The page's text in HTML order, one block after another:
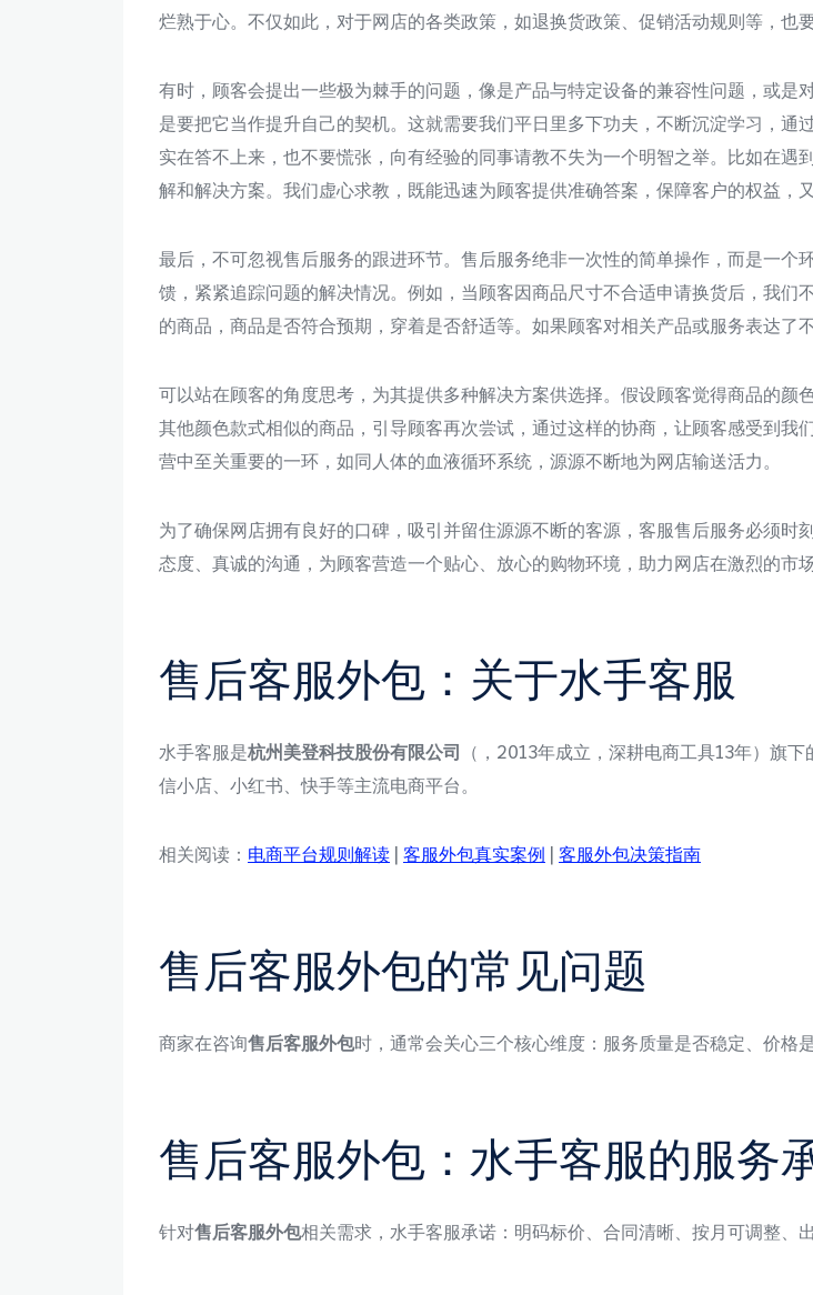
烂熟于心。不仅如此，对于网店的各类政策，如退换货政策、促销活动规则等，也要
有时，顾客会提出一些极为棘手的问题，像是产品与特定设备的兼容性问题，或
是要把它当作提升自己的契机。这就需要我们平日里多下功夫，不断沉淀学习，
实在答不上来，也不要慌张，向有经验的同事请教不失为一个明智之举。比如在
解和解决方案。我们虚心求教，既能迅速为顾客提供准确答案，保障客户的权益，
最后，不可忽视售后服务的跟进环节。售后服务绝非一次性的简单操作，而是一
馈，紧紧追踪问题的解决情况。例如，当顾客因商品尺寸不合适申请换货后，我
的商品，商品是否符合预期，穿着是否舒适等。如果顾客对相关产品或服务表达了
可以站在顾客的角度思考，为其提供多种解决方案供选择。假设顾客觉得商品的
其他颜色款式相似的商品，引导顾客再次尝试，通过这样的协商，让顾客感受到
营中至关重要的一环，如同人体的血液循环系统，源源不断地为网店输送活力。
为了确保网店拥有良好的口碑，吸引并留住源源不断的客源，客服售后服务必须
态度、真诚的沟通，为顾客营造一个贴心、放心的购物环境，助力网店在激烈的市
售后客服外包：关于水手客服
水手客服是杭州美登科技股份有限公司
（，2013年成立，深耕电商工具13年）旗
信小店、小红书、快手等主流电商平台。
相关阅读： 电商平台规则解读 客服外包真实案例 客服外包决策指南
售后客服外包的常见问题
商家在咨询售后客服外包时，通常会关心三个核心维度：服务质量是否稳定、价格
售后客服外包：水手客服的服务
针对售后客服外包相关需求，水手客服承诺：明码标价、合同清晰、按月可调整、